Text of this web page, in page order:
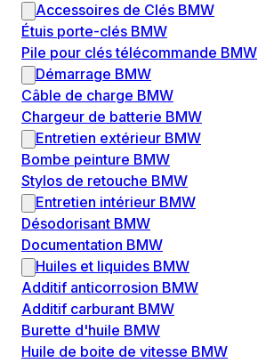
Accessoires de Clés BMW
Étuis porte-clés BMW
Pile pour clés télécommande BMW
Démarrage BMW
Câble de charge BMW
Chargeur de batterie BMW
Entretien extérieur BMW
Bombe peinture BMW
Stylos de retouche BMW
Entretien intérieur BMW
Désodorisant BMW
Documentation BMW
Huiles et liquides BMW
Additif anticorrosion BMW
Additif carburant BMW
Burette d'huile BMW
Huile de boite de vitesse BMW